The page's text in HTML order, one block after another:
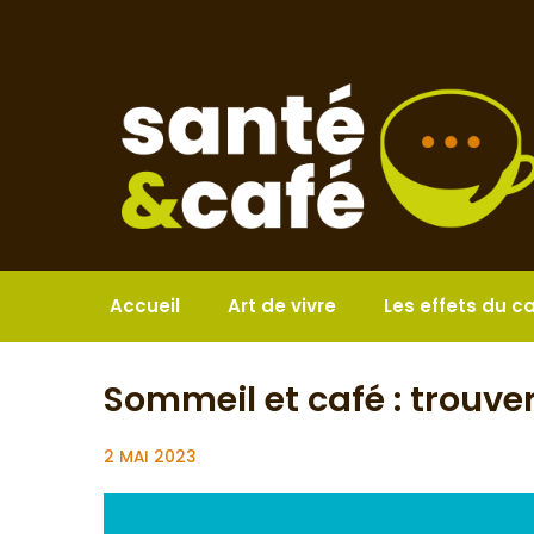
Accueil Art de vivre Les effets du
Sommeil et café :
2 MAI 2023